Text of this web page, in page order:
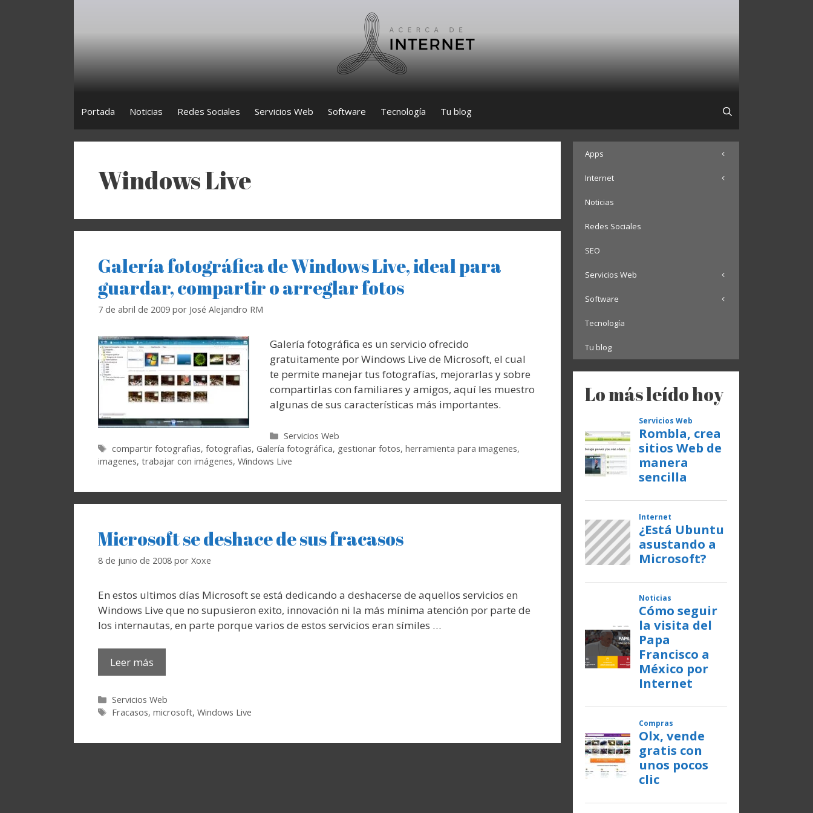
Portada Noticias Redes Sociales Servicios Web Software Tecnología Tu blog
Windows Live
Galería fotográfica de Windows Live, ideal para
guardar, compartir o arreglar fotos
7 de abril de 2009 por José Alejandro RM
Galería fotográfica es un servicio ofrecido
gratuitamente por Windows Live de Microsoft, el cual
te permite manejar tus fotografías, mejorarlas y sobre
compartirlas con familiares y amigos, aquí les muestro
algunas de sus características más importantes.
Categorías
Servicios Web
Etiquetas
compartir fotografias,fotografias,Galería fotográfica, gestionar fotos,herramienta para imagenes,
imagenes, trabajar con imágenes, Windows Live
Microsoft se deshace de sus fracasos
8 de junio de 2008 por Xoxe
En estos ultimos días Microsoft se está dedicando a deshacerse de aquellos servicios en
Windows Live que no supusieron exito, innovación ni la más mínima atención por parte de
los internautas, en parte porque varios de estos servicios eran símiles …
Leer más
Categorías
Servicios Web
Etiquetas
Fracasos,microsoft,Windows Live
Apps
Internet
Noticias
Redes Sociales
SEO
Servicios Web
Software
Tecnología
Tu blog
Lo más leído hoy